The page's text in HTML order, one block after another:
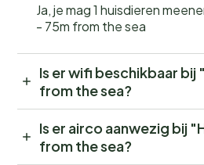
Ja, je mag 1 huisdieren
- 75m from the sea
Is er wifi beschikbaar bij
from the sea?
Is er airco aanwezig bij
from the sea?